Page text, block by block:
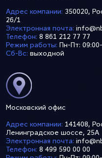
Адрес компании: 350020,
26/1
Электронная почта:
Телефон: 8 861 212 77 77
Режим работы: Пн-Пт:
Сб-Вс: выходной
Московский офис
Адрес компании: 141408,
Ленинградское шоссе, 25А
Электронная почта:
Телефон: 8 499 590 00 00